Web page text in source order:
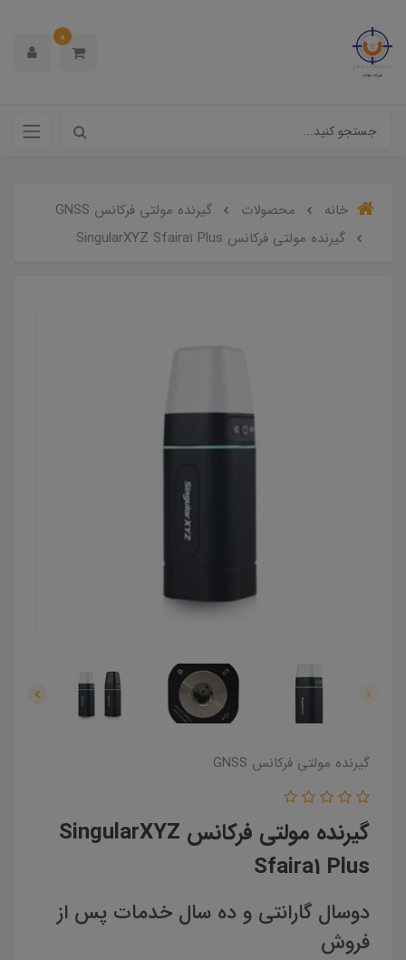
0
خانه محصولات
گیرنده مولتی فرکانس GNSS
گیرنده مولتی فرکانس SingularXYZ Sfaira1 Plus
گیرنده مولتی فرکانس GNSS
گیرنده مولتی فرکانس SingularXYZ
Sfaira1 Plus
دوسال گارانتی و ده سال خدمات پس از
فروش